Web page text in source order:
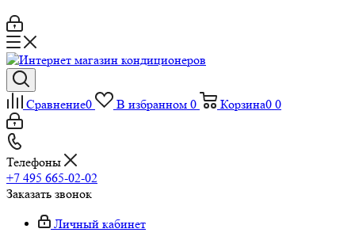
Сравнение0 В избранном 0 Корзина0 0
Телефоны
+7 495 665-02-02
Заказать звонок
Личный кабинет